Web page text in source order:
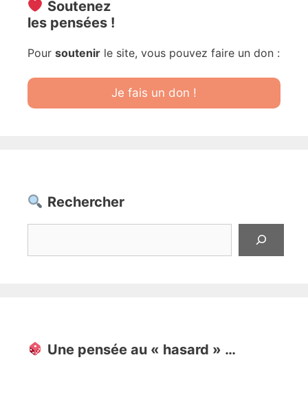
Soutenez
les pensées !
Pour soutenir le site, vous pouvez faire un don :
Je fais un don !
Rechercher
Une pensée au « hasard » …